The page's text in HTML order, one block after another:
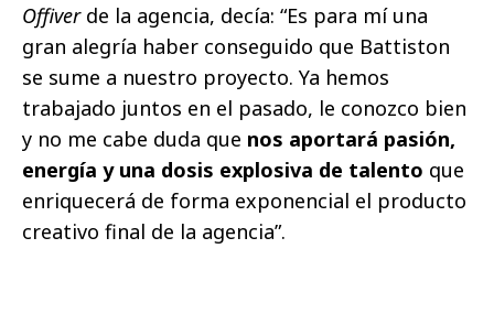
Offiverde la agencia, decía: “Es para mí una
gran alegría haber conseguido que Battiston
se sume a nuestro proyecto. Ya hemos
trabajado juntos en el pasado, le conozco bien
y no me cabe duda que nos aportará pasión,
energía y una dosis explosiva de talento que
enriquecerá de forma exponencial el producto
creativo final de la agencia”.